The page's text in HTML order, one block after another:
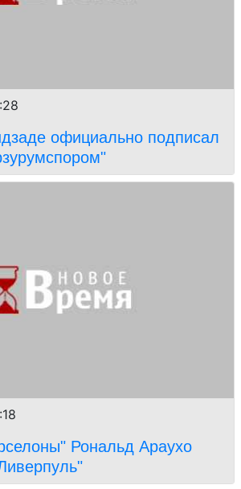
официально подписал
Рональд Араухо